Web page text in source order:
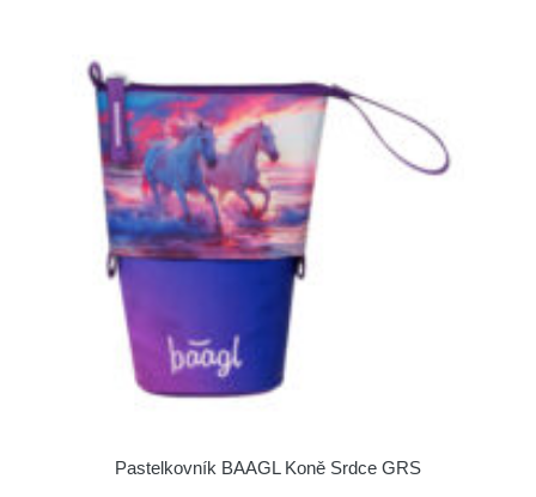
Pastelkovník BAAGL Koně Srdce GRS